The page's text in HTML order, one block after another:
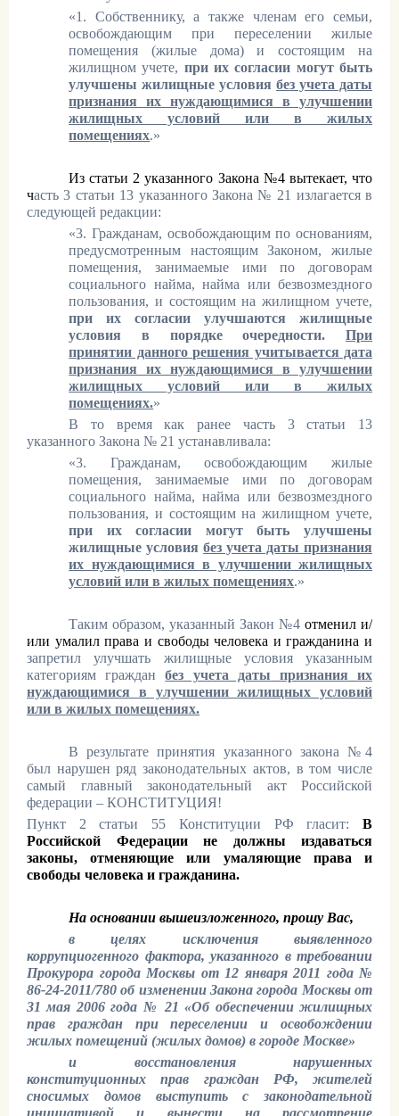
«1. Собственнику, а также членам его семьи,
освобождающим при переселении жилые
помещения (жилые дома) и состоящим на
жилищном учете, при их согласии могут быть
улучшены жилищные условиябез учета даты
признания их нуждающимися в улучшении
жилищных условий или в жилых
помещениях.»
Из статьи 2 указанного Закона №4 вытекает, что
часть 3 статьи 13 указанного Закона № 21 излагается в
следующей редакции:
«3. Гражданам, освобождающим по основаниям,
предусмотренным настоящим Законом, жилые
помещения, занимаемые ими по договорам
социального найма, найма или безвозмездного
пользования, и состоящим на жилищном учете,
при их согласии улучшаются жилищные
условия в порядке очередности. При
принятии данного решения учитывается дата
признания их нуждающимися в улучшении
жилищных условий или в жилых
помещениях.»
В то время как ранее часть 3 статьи 13
указанного Закона № 21 устанавливала:
«3. Гражданам, освобождающим жилые
помещения, занимаемые ими по договорам
социального найма, найма или безвозмездного
пользования, и состоящим на жилищном учете,
при их согласии могут быть улучшены
жилищные условиябез учета даты признания
их нуждающимися в улучшении жилищных
условий или в жилых помещениях.»
Таким образом, указанный Закон №4отменил и/
или умалил права и свободы человека и гражданина и
запретил улучшать жилищные условия указанным
категориям гражданбез учета даты признания их
нуждающимися в улучшении жилищных условий
или в жилых помещениях.
В результате принятия указанного закона №4
был нарушен ряд законодательных актов, в том числе
самый главный законодательный акт Российской
федерации – КОНСТИТУЦИЯ!
Пункт 2 статьи 55 Конституции РФ гласит: В
Российской Федерации не должны издаваться
законы, отменяющие или умаляющие права и
свободы человека и гражданина.
На основании вышеизложенного, прошу Вас,
в целях исключения выявленного
коррупциогенного фактора, указанного в требовании
Прокурора города Москвы от 12 января 2011 года №
86-24-2011/780 об изменении Закона города Москвы от
31 мая 2006 года № 21 «Об обеспечении жилищных
прав граждан при переселении и освобождении
жилых помещений (жилых домов) в городе Москве»
и восстановления нарушенных
конституционных прав граждан РФ, жителей
сносимых домов выступить с законодательной
инициативой и вынести на рассмотрение